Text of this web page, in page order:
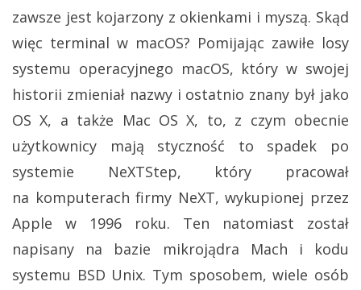
zawsze jest kojarzony z okienkami i myszą. Skąd
więc terminal w macOS? Pomijając zawiłe losy
systemu operacyjnego macOS, który w swojej
historii zmieniał nazwy i ostatnio znany był jako
OS X, a także Mac OS X, to, z czym obecnie
użytkownicy mają styczność to spadek po
systemie NeXTStep, który pracował
na komputerach firmy NeXT, wykupionej przez
Apple w 1996 roku. Ten natomiast został
napisany na bazie mikrojądra Mach i kodu
systemu BSD Unix. Tym sposobem, wiele osób